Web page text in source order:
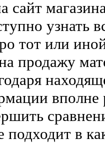
сайт
узнать
тот или
продажу
вполне
подходит в